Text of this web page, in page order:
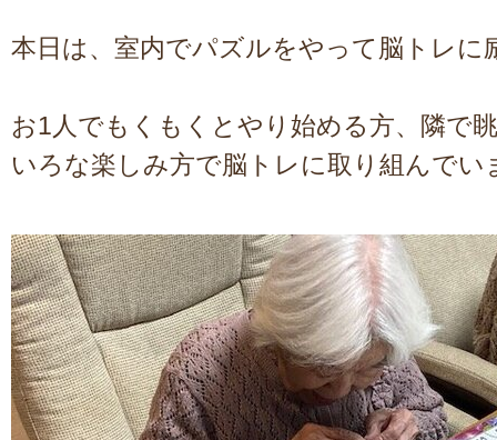
本日は、室内でパズルをやって脳トレに
お1人でもくもくとやり始める方、隣で
いろな楽しみ方で脳トレに取り組んでい